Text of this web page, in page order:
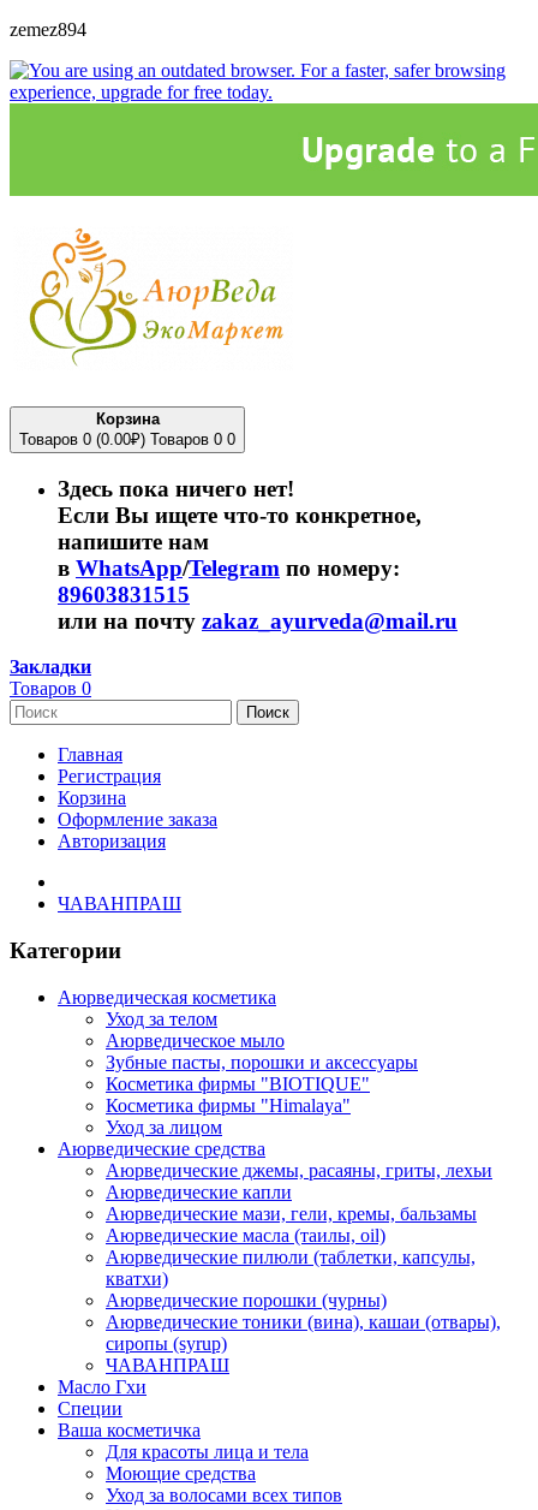
zemez894
Корзина
Товаров 0 (0.00₽) Товаров 0 0
Здесь пока ничего нет!
Если Вы ищете что-то конкретное,
напишите нам
в WhatsApp/Telegram по номеру:
89603831515
или на почту zakaz_ayurveda@mail.ru
Закладки
Товаров 0
Поиск
Главная
Регистрация
Корзина
Оформление заказа
Авторизация
ЧАВАНПРАШ
Категории
Аюрведическая косметика
Уход за телом
Аюрведическое мыло
Зубные пасты, порошки и аксессуары
Косметика фирмы "BIOTIQUE"
Косметика фирмы "Himalaya"
Уход за лицом
Аюрведические средства
Аюрведические джемы, расаяны, гриты, лехьи
Аюрведические капли
Аюрведические мази, гели, кремы, бальзамы
Аюрведические масла (таилы, оil)
Аюрведические пилюли (таблетки, капсулы,
кватхи)
Аюрведические порошки (чурны)
Аюрведические тоники (вина), кашаи (отвары),
сиропы (syrup)
ЧАВАНПРАШ
Масло Гхи
Специи
Ваша косметичка
Для красоты лица и тела
Моющие средства
Уход за волосами всех типов